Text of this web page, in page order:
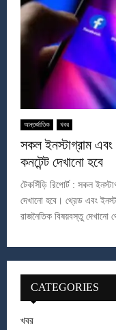
আন্তর্জাতিক খবর
সকল ইনস্টাগ্রাম এবং
কনটেন্ট দেখানো হবে
টেকসিঁড়ি রিপোর্ট : সকল
দেখানো হবে। থ্রেড এবং
রাজনৈতিক বিষয়বস্তু দেখানো
CATEGORIES
খবর